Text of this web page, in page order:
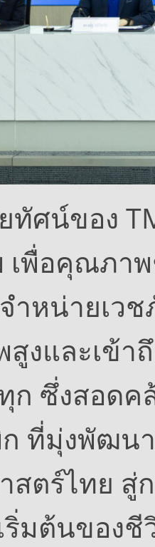
ทัศน์ของ
เพื่อคุณภา
ำหน่ายเ
งและเข้า
ก ซึ่งสอดค
ที่มุ่งพัฒน
สตร์ไทย สู่
ริ่มต้นของชี